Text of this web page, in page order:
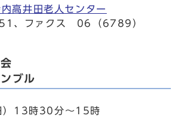
高井田老人センター
、ファクス 06（6789）
ブル
）13時30分～15時